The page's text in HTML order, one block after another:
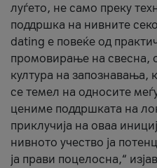
луѓето, не само преку
поддршка на нивните
dating е повеќе од
промовирање на свесна,
култура на запознавања,
се темел на односите
цениме поддршката на
приклучија на оваа
нивното учество ја
ја прави поцелосна,“